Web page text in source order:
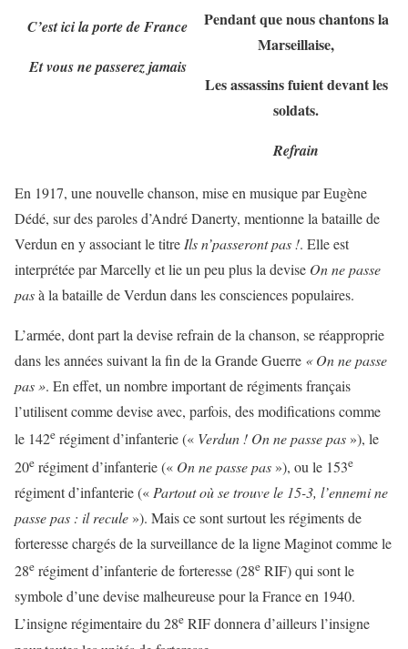
C’est ici la porte de France
Et vous ne passerez jamais
Pendant que nous chantons la
Marseillaise,
Les assassins fuient devant les
soldats.
Refrain
En 1917, une nouvelle chanson, mise en musique par Eugène
Dédé, sur des paroles d’André Danerty, mentionne la bataille de
Verdun en y associant le titreIls n’passeront pas !. Elle est
interprétée par Marcelly et lie un peu plus la devise On ne passe
pasà la bataille de Verdun dans les consciences populaires.
L’armée, dont part la devise refrain de la chanson, se réapproprie
dans les années suivant la fin de la Grande Guerre « On ne passe
pas ». En effet, un nombre important de régiments français
l’utilisent comme devise avec, parfois, des modifications comme
le 142e régiment d’infanterie (« Verdun ! On ne passe pas »), le
20e régiment d’infanterie (« On ne passe pas »), ou le 153e
régiment d’infanterie (« Partout où se trouve le 15-3, l’ennemi ne
passe pas : il recule »). Mais ce sont surtout les régiments de
forteresse chargés de la surveillance de la ligne Maginot comme le
28e régiment d’infanterie de forteresse (28e RIF) qui sont le
symbole d’une devise malheureuse pour la France en 1940.
L’insigne régimentaire du 28e RIF donnera d’ailleurs l’insigne